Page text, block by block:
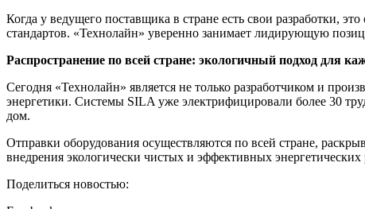
Когда у ведущего поставщика в стране есть свои разработки,
стандартов. «Технолайн» уверенно занимает лидирующую
Распространение по всей стране: экологичный подход для
Сегодня «Технолайн» является не только разработчиком и
энергетики. Системы SILA уже электрифицировали более 30
дом.
Отправки оборудования осуществляются по всей стране,
внедрения экологически чистых и эффективных
Поделиться новостью: